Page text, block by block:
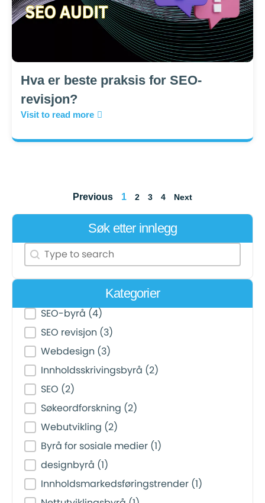
Hva er beste praksis for SEO-
revisjon?
Visit to read more
Previous 1 2 3 4 Next
Søk etter innlegg
Search Post
Search content
Kategorier
Post Category Filter
SEO-byrå (4)
SEO revisjon (3)
Webdesign (3)
Innholdsskrivingsbyrå (2)
SEO (2)
Søkeordforskning (2)
Webutvikling (2)
Byrå for sosiale medier (1)
designbyrå (1)
Innholdsmarkedsføringstrender (1)